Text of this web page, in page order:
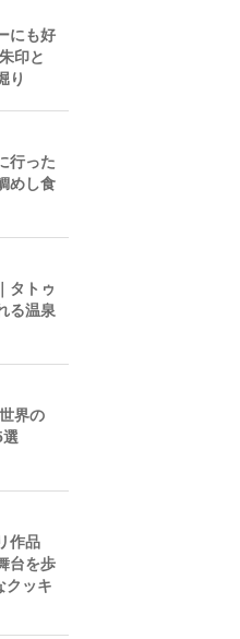
にも好
印と
り
行った
めし食
タトゥ
る温泉
界の
作品
台を歩
クッキ